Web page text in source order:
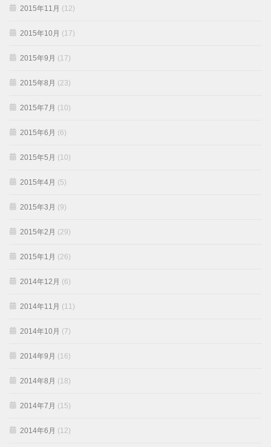
2015年11月 (12)
2015年10月 (17)
2015年9月 (17)
2015年8月 (23)
2015年7月 (10)
2015年6月 (6)
2015年5月 (10)
2015年4月 (5)
2015年3月 (9)
2015年2月 (29)
2015年1月 (26)
2014年12月 (6)
2014年11月 (11)
2014年10月 (7)
2014年9月 (16)
2014年8月 (18)
2014年7月 (15)
2014年6月 (12)